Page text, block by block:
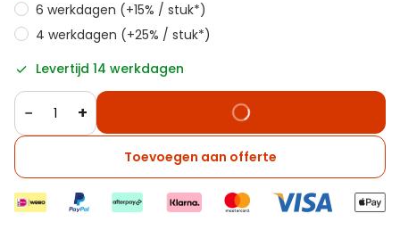
6 werkdagen (+15% / stuk*)
4 werkdagen (+25% / stuk*)
Levertijd 14 werkdagen
− +
Toevoegen aan offerte